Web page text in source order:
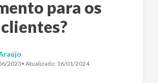
para os
2023• Atualizado: 16/01/2024